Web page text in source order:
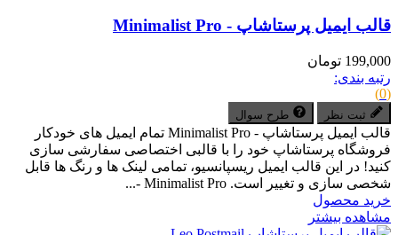
قالب ایمیل پرستاشاپ - Minimalist Pro
199,000 تومان
رتبه بندی:
(0)
ثبت نظر طرح سوال
قالب ایمیل پرستاشاپ - Minimalist Pro تمام ایمیل های خودکار
فروشگاه پرستاشاپ خود را با قالبی اختصاصی سفارشی سازی
کنید! در این قالب ایمیل ریسپانسیو، تمامی لینک ها و رنگ ها قابل
شخصی سازی و تغییر است. Minimalist Pro -...
خرید محصول
مشاهده بیشتر